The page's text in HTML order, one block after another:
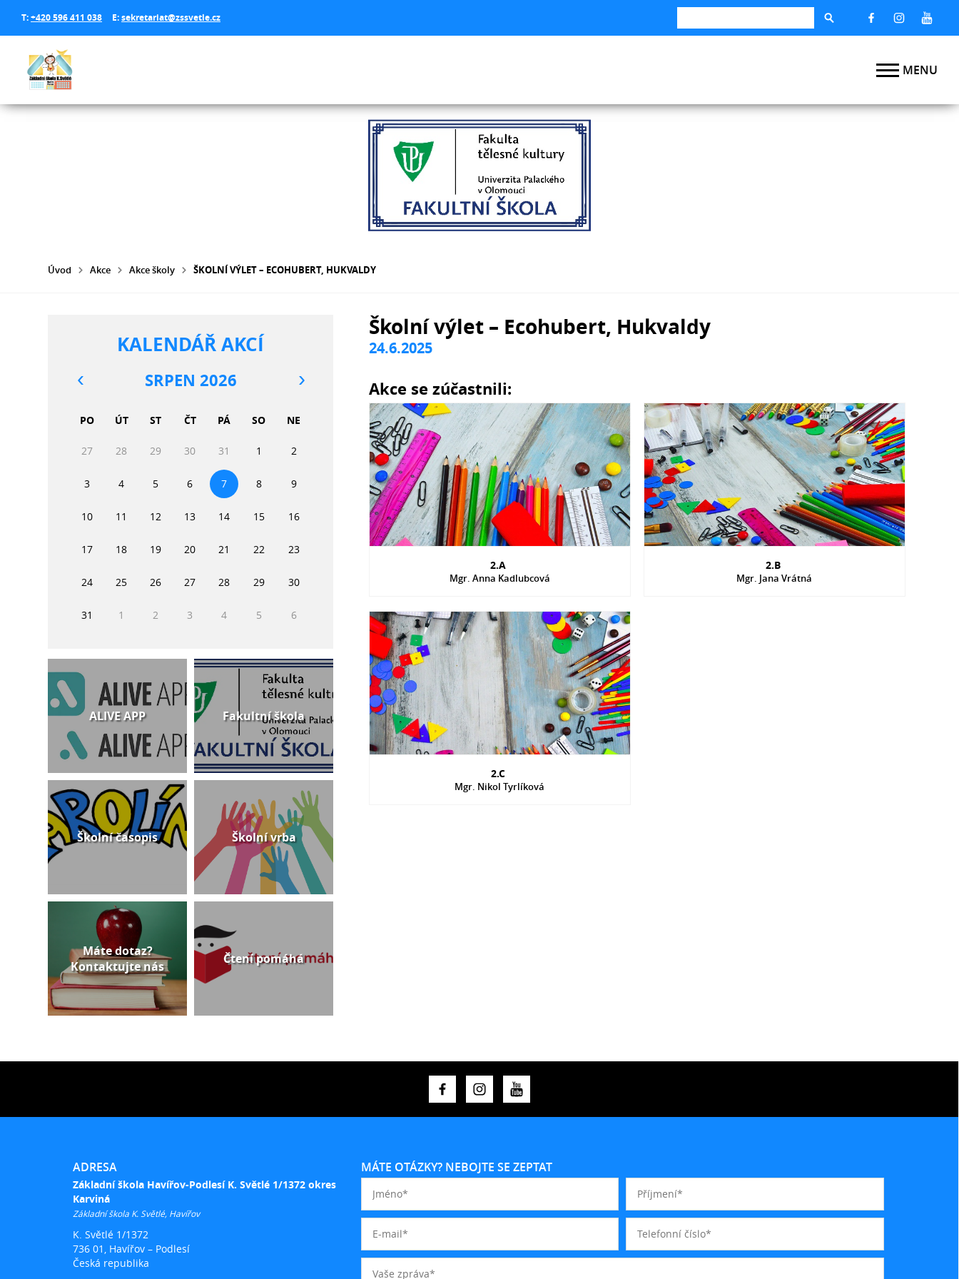
T:+420 596 411 038 E:sekretariat@zssvetle.cz
Úvod Akce Akce školy ŠKOLNÍ VÝLET – ECOHUBERT, HUKVALDY
Školní výlet – Ecohubert, Hukvaldy
24.6.2025
Akce se zúčastnili:
2.A
Mgr. Anna Kadlubcová
2.B
Mgr. Jana Vrátná
2.C
Mgr. Nikol Tyrlíková
KALENDÁŘ AKCÍ
SRPEN 2026
PO ÚT ST ČT PÁ SO NE
27 28 29 30 31 1 2
3 4 5 6 7 8 9
10 11 12 13 14 15 16
17 18 19 20 21 22 23
24 25 26 27 28 29 30
31 1 2 3 4 5 6
ALIVE APP Fakultní škola
Školní časopis Školní vrba
Máte dotaz?
Kontaktujte nás
Čtení pomáhá
ADRESA
Základní škola Havířov-Podlesí K. Světlé 1/1372 okres
Karviná
Základní škola K. Světlé, Havířov
K. Světlé 1/1372
736 01, Havířov – Podlesí
Česká republika
MÁTE OTÁZKY? NEBOJTE SE ZEPTAT